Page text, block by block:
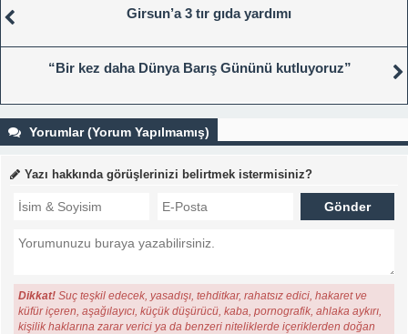
Girsun’a 3 tır gıda yardımı
“Bir kez daha Dünya Barış Gününü kutluyoruz”
Yorumlar (Yorum Yapılmamış)
Yazı hakkında görüşlerinizi belirtmek istermisiniz?
Dikkat! Suç teşkil edecek, yasadışı, tehditkar, rahatsız edici, hakaret ve
küfür içeren, aşağılayıcı, küçük düşürücü, kaba, pornografik, ahlaka aykırı,
kişilik haklarına zarar verici ya da benzeri niteliklerde içeriklerden doğan